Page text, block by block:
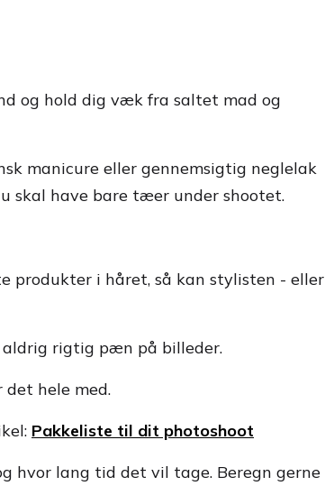
og hold dig væk fra saltet mad og
manicure eller gennemsigtig neglelak
skal have bare tæer under shootet.
produkter i håret, så kan stylisten - eller
aldrig rigtig pæn på billeder.
det hele med.
Pakkeliste til dit photoshoot
hvor lang tid det vil tage. Beregn gerne